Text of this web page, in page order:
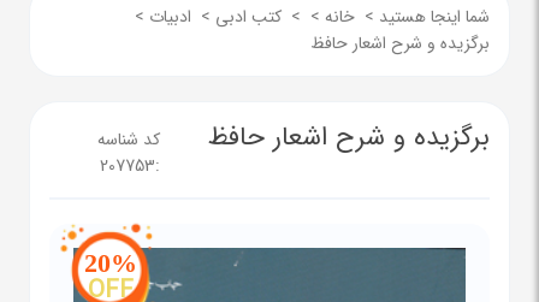
شما اینجا هستید > خانه >
> کتب ادبی > ادبیات >
برگزیده و شرح اشعار حافظ
برگزیده و شرح اشعار حافظ
کد شناسه
:
207753
20%
OFF